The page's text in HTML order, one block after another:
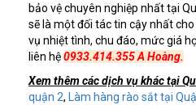
bảo vệ chuyên nghiệp nhất tại
sẽ là một đối tác tin cậy nhất
vụ nhiệt tình, chu đáo, mức giá
liên hệ0933.414.355 A Hoàng.
Xem thêm các dịch vụ khác tại
quận 2, Làm hàng rào sắt tại